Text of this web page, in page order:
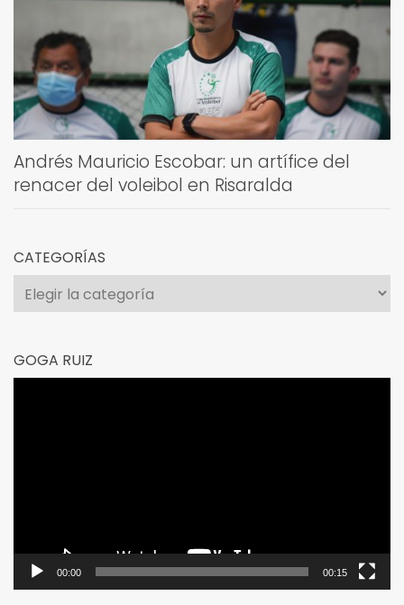
Andrés Mauricio Escobar: un artífice del
renacer del voleibol en Risaralda
CATEGORÍAS
Categorías
GOGA RUIZ
00:00 00:15